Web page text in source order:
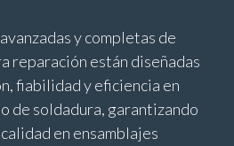
y completas de
reparación están diseñadas
fiabilidad y eficiencia en
de soldadura, garantizando
en ensamblajes